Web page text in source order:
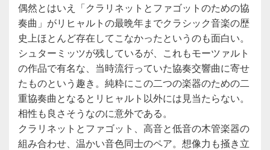
偶然とはいえ「クラリネットとファゴットのための協
奏曲」がリヒャルトの最晩年までクラシック音楽の歴
史上ほとんど存在してこなかったというのも面白い。
シュターミッツが残しているが、これもモーツァルト
の作品で有名な、当時流行っていた協奏交響曲に寄せ
たものという趣き。純粋にこの二つの楽器のための二
重協奏曲となるとリヒャルト以外には見当たらない。
相性も良さそうなのに意外である。
クラリネットとファゴット、高音と低音の木管楽器の
組み合わせ、温かい音色同士のペア。想像力も掻き立